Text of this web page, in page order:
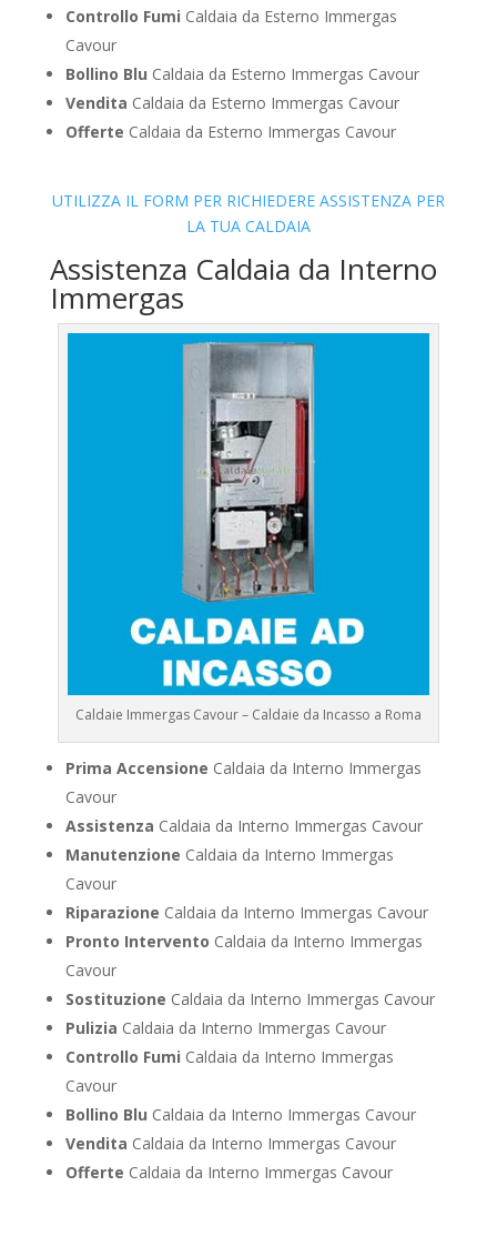
Controllo Fumi Caldaia da Esterno Immergas
Cavour
Bollino Blu Caldaia da Esterno Immergas Cavour
Vendita Caldaia da Esterno Immergas Cavour
Offerte Caldaia da Esterno Immergas Cavour
UTILIZZA IL FORM PER RICHIEDERE ASSISTENZA PER
LA TUA CALDAIA
Assistenza Caldaia da Interno
Immergas
Caldaie Immergas Cavour – Caldaie da Incasso a Roma
Prima Accensione Caldaia da Interno Immergas
Cavour
Assistenza Caldaia da Interno Immergas Cavour
Manutenzione Caldaia da Interno Immergas
Cavour
Riparazione Caldaia da Interno Immergas Cavour
Pronto Intervento Caldaia da Interno Immergas
Cavour
Sostituzione Caldaia da Interno Immergas Cavour
Pulizia Caldaia da Interno Immergas Cavour
Controllo Fumi Caldaia da Interno Immergas
Cavour
Bollino Blu Caldaia da Interno Immergas Cavour
Vendita Caldaia da Interno Immergas Cavour
Offerte Caldaia da Interno Immergas Cavour